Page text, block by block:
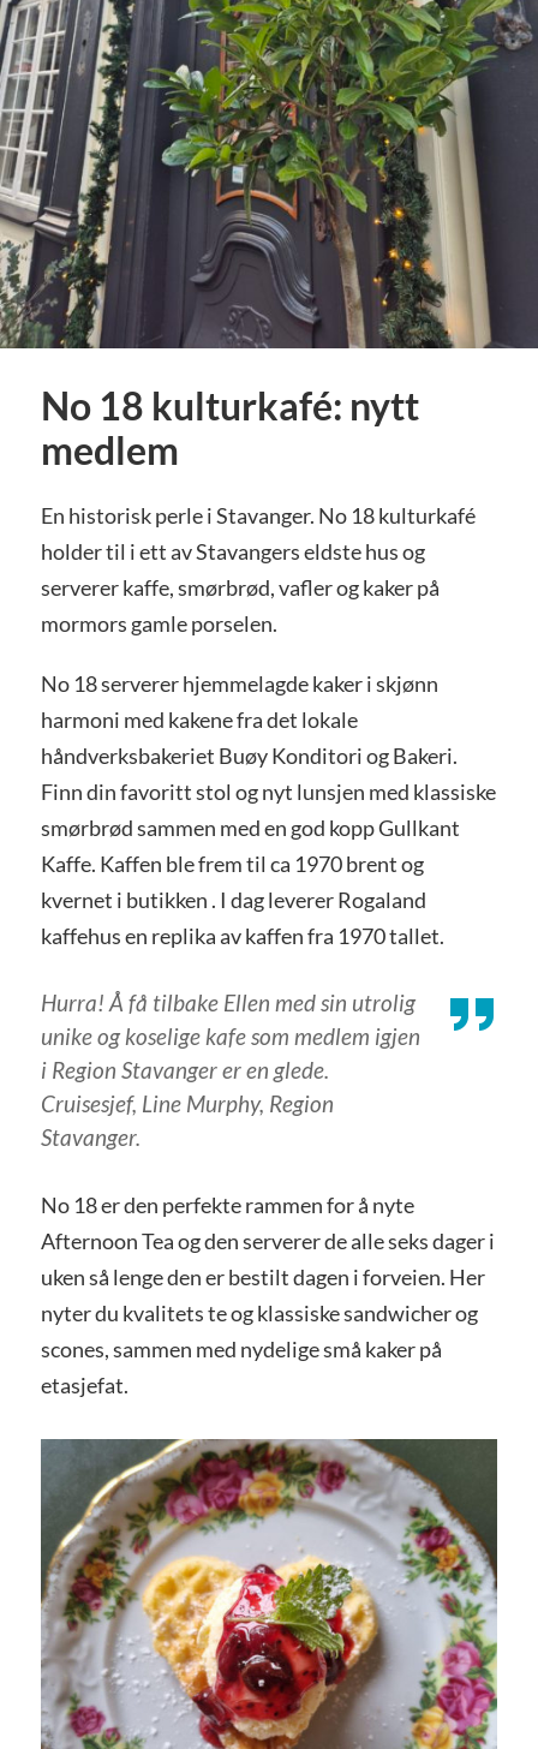
No 18 kulturkafé: nytt
medlem
En historisk perle i Stavanger. No 18 kulturkafé
holder til i ett av Stavangers eldste hus og
serverer kaffe, smørbrød, vafler og kaker på
mormors gamle porselen.
No 18 serverer hjemmelagde kaker i skjønn
harmoni med kakene fra det lokale
håndverksbakeriet Buøy Konditori og Bakeri.
Finn din favoritt stol og nyt lunsjen med klassiske
smørbrød sammen med en god kopp Gullkant
Kaffe. Kaffen ble frem til ca 1970 brent og
kvernet i butikken . I dag leverer Rogaland
kaffehus en replika av kaffen fra 1970 tallet.
Hurra! Å få tilbake Ellen med sin utrolig
unike og koselige kafe som medlem igjen
i Region Stavanger er en glede.
Cruisesjef, Line Murphy, Region
Stavanger.
No 18 er den perfekte rammen for å nyte
Afternoon Tea og den serverer de alle seks dager i
uken så lenge den er bestilt dagen i forveien. Her
nyter du kvalitets te og klassiske sandwicher og
scones, sammen med nydelige små kaker på
etasjefat.